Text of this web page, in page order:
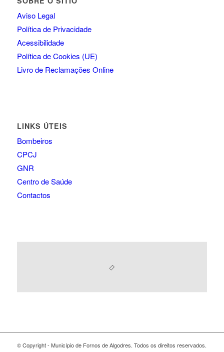
Aviso Legal
Política de Privacidade
Acessibilidade
Política de Cookies (UE)
Livro de Reclamações Online
LINKS ÚTEIS
Bombeiros
CPCJ
GNR
Centro de Saúde
Contactos
© Copyright - Município de Fornos de Algodres. Todos os direitos reservados.